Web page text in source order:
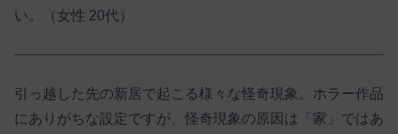
い。（女性 20代）
引っ越した先の新居で起こる様々な怪奇現象。ホラー作品
にありがちな設定ですが、怪奇現象の原因は「家」ではあ